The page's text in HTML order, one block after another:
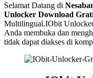
Selamat Datang di
Unlocker Download
Multilingual.IObit Unlocker
Anda membuka dan
tidak dapat diakses di